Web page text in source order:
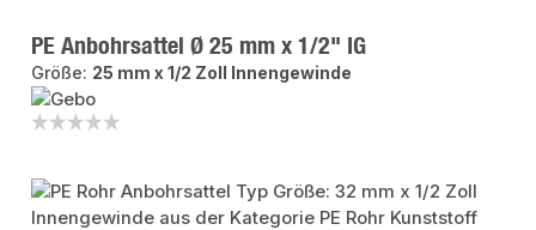
PE Anbohrsattel Ø 25 mm x 1/2" IG
Größe: 25 mm x 1/2 Zoll Innengewinde
Bildergalerie überspringen